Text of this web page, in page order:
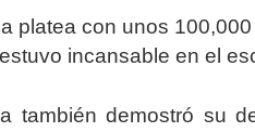
platea con unos
incansable en el
también demostró su